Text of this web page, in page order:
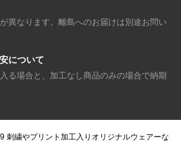
異なります。離島へのお届けは別途お問い
について
る場合と、加工なし商品のみの場合で納期
刺繍やプリント加工入りオリジナルウェアーな